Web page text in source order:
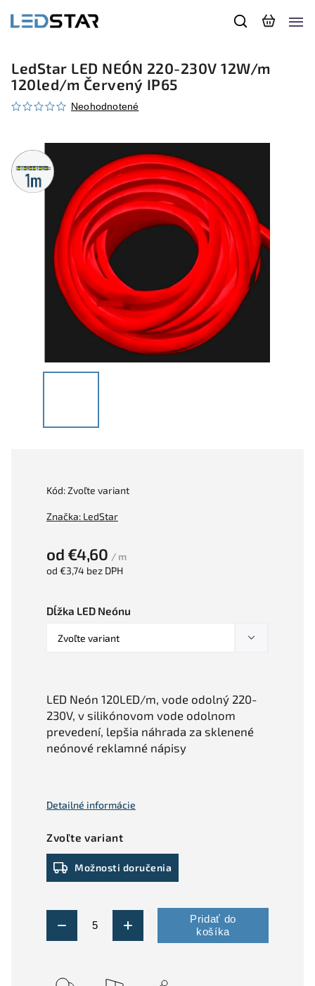
LedStar LED NEÓN 220-230V 12W/m
120led/m Červený IP65
Neohodnotené
Metrážny
predaj
Kód:Zvoľte variant
Značka: LedStar
od €4,60 / m
od €3,74 bez DPH
Zvoľte variant
Možnosti doručenia
Dĺžka LED Neónu
Pridať do
košíka
LED Neón 120LED/m, vode odolný 220-
230V, v silikónovom vode odolnom
prevedení, lepšia náhrada za sklenené
neónové reklamné nápisy
Detailné informácie